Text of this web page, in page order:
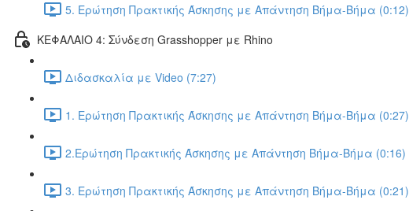
5. Ερώτηση Πρακτικής Άσκησης με Απάντηση Βήμα-Βήμα (0:12)
ΚΕΦΑΛΑΙΟ 4: Σύνδεση Grasshopper με Rhino
Διδασκαλία με Video (7:27)
1. Ερώτηση Πρακτικής Άσκησης με Απάντηση Βήμα-Βήμα (0:27)
2.Ερώτηση Πρακτικής Άσκησης με Απάντηση Βήμα-Βήμα (0:16)
3. Ερώτηση Πρακτικής Άσκησης με Απάντηση Βήμα-Βήμα (0:21)